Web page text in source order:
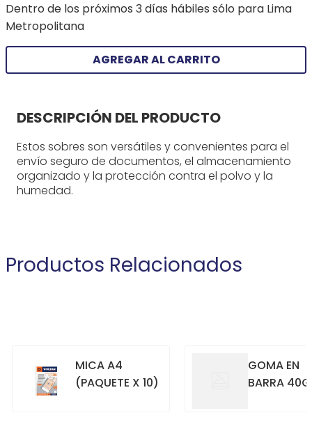
Dentro de los próximos 3 días hábiles sólo para Lima
Metropolitana
AGREGAR AL CARRITO
DESCRIPCIÓN DEL PRODUCTO
Estos sobres son versátiles y convenientes para el
envío seguro de documentos, el almacenamiento
organizado y la protección contra el polvo y la
humedad.
Productos Relacionados
MICA A4
(PAQUETE X 10)
GOMA EN
BARRA